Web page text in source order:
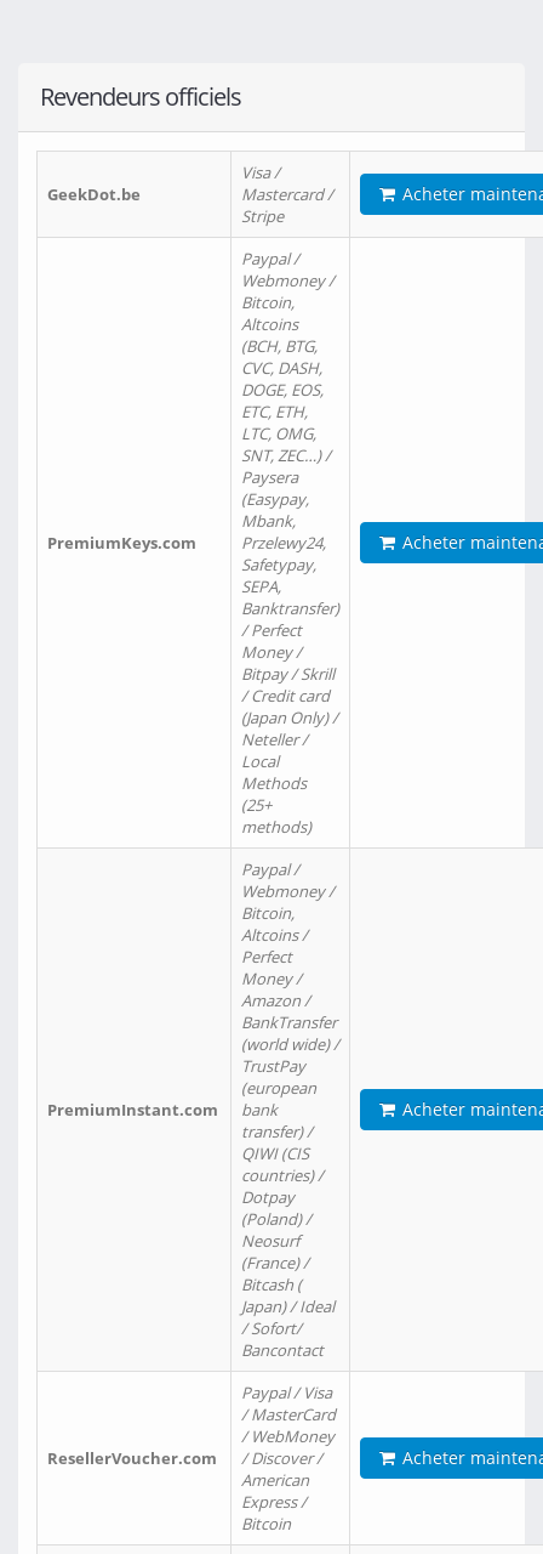
Revendeurs officiels
GeekDot.be
Visa /
Mastercard /
Stripe
Acheter
PremiumKeys.com
Paypal /
Webmoney /
Bitcoin,
Altcoins
(BCH, BTG,
CVC, DASH,
DOGE, EOS,
ETC, ETH,
LTC, OMG,
SNT, ZEC…) /
Paysera
(Easypay,
Mbank,
Przelewy24,
Safetypay,
SEPA,
Banktransfer)
/ Perfect
Money /
Bitpay / Skrill
/ Credit card
(Japan Only) /
Neteller /
Local
Methods
(25+
methods)
Acheter
PremiumInstant.com
Paypal /
Webmoney /
Bitcoin,
Altcoins /
Perfect
Money /
Amazon /
BankTransfer
(world wide) /
TrustPay
(european
bank
transfer) /
QIWI (CIS
countries) /
Dotpay
(Poland) /
Neosurf
(France) /
Bitcash (
Japan) / Ideal
/ Sofort/
Bancontact
Acheter
ResellerVoucher.com
Paypal / Visa
/ MasterCard
/ WebMoney
/ Discover /
American
Express /
Bitcoin
Acheter